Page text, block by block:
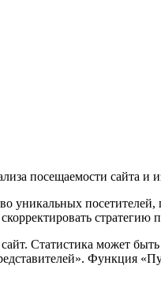
посещаемости сайта
уникальных
стратегию
Статистика может
Функция